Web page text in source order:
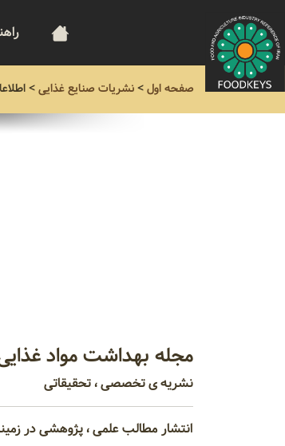
صفحه اول>نشریات صنایع غذایی>
مجله بهداشت مواد
نشریه ی تخصصی ، تحقیقاتی
انتشار مطالب علمی ، پژوهشی در